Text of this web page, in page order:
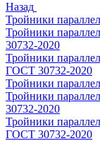
Назад
Тройники
Тройники
30732-2020
Тройники
ГОСТ 30732-2020
Тройники
Тройники
30732-2020
Тройники
ГОСТ 30732-2020